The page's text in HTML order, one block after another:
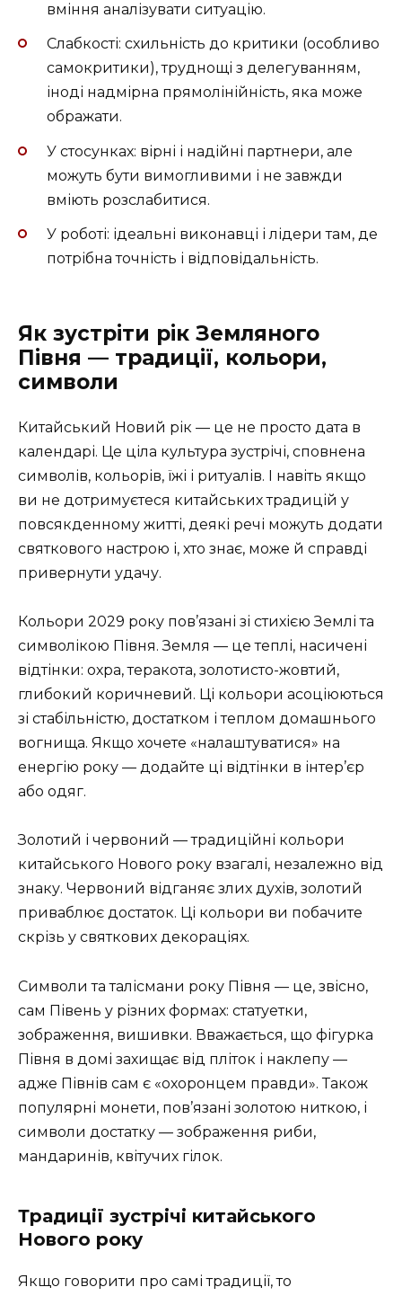
вміння аналізувати ситуацію.
Слабкості: схильність до критики (особливо
самокритики), труднощі з делегуванням,
іноді надмірна прямолінійність, яка може
ображати.
У стосунках: вірні і надійні партнери, але
можуть бути вимогливими і не завжди
вміють розслабитися.
У роботі: ідеальні виконавці і лідери там, де
потрібна точність і відповідальність.
Як зустріти рік Земляного
Півня — традиції, кольори,
символи
Китайський Новий рік — це не просто дата в
календарі. Це ціла культура зустрічі, сповнена
символів, кольорів, їжі і ритуалів. І навіть якщо
ви не дотримуєтеся китайських традицій у
повсякденному житті, деякі речі можуть додати
святкового настрою і, хто знає, може й справді
привернути удачу.
Кольори 2029 року пов’язані зі стихією Землі та
символікою Півня. Земля — це теплі, насичені
відтінки: охра, теракота, золотисто-жовтий,
глибокий коричневий. Ці кольори асоціюються
зі стабільністю, достатком і теплом домашнього
вогнища. Якщо хочете «налаштуватися» на
енергію року — додайте ці відтінки в інтер’єр
або одяг.
Золотий і червоний — традиційні кольори
китайського Нового року взагалі, незалежно від
знаку. Червоний відганяє злих духів, золотий
приваблює достаток. Ці кольори ви побачите
скрізь у святкових декораціях.
Символи та талісмани року Півня — це, звісно,
сам Півень у різних формах: статуетки,
зображення, вишивки. Вважається, що фігурка
Півня в домі захищає від пліток і наклепу —
адже Півнів сам є «охоронцем правди». Також
популярні монети, пов’язані золотою ниткою, і
символи достатку — зображення риби,
мандаринів, квітучих гілок.
Традиції зустрічі китайського
Нового року
Якщо говорити про самі традиції, то